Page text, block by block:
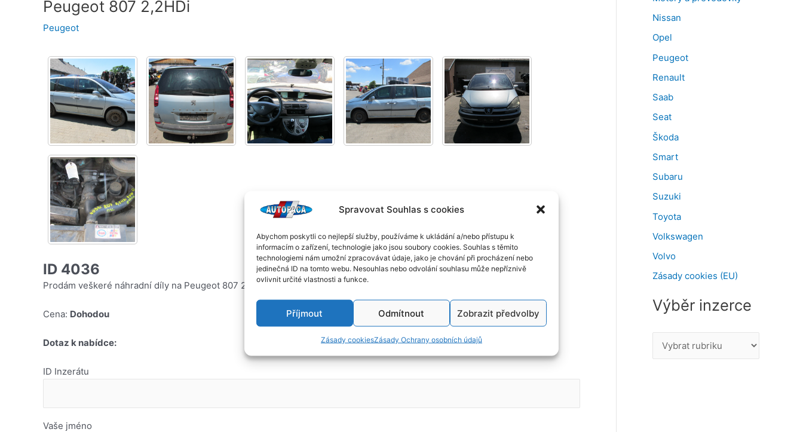
Spravovat Souhlas s cookies
Abychom poskytli co nejlepší služby, používáme k ukládání a/nebo přístupu k
informacím o zařízení, technologie jako jsou soubory cookies. Souhlas s těmito
technologiemi nám umožní zpracovávat údaje, jako je chování při procházení nebo
jedinečná ID na tomto webu. Nesouhlas nebo odvolání souhlasu může nepříznivě
ovlivnit určité vlastnosti a funkce.
Příjmout Odmítnout Zobrazit předvolby
Zásady cookiesZásady Ochrany osobních údajů
Peugeot 807 2,2HDi
Peugeot
ID 4036
Prodám veškeré náhradní díly na Peugeot 807 2,2HDi, r.v. 2003, kód motoru: 4HW
Cena: Dohodou
Dotaz k nabídce:
ID Inzerátu
Vaše jméno
Nissan
Opel
Peugeot
Renault
Saab
Seat
Škoda
Smart
Subaru
Suzuki
Toyota
Volkswagen
Volvo
Zásady cookies (EU)
Výběr inzerce